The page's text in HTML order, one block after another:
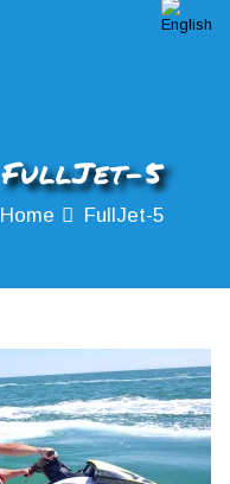
FullJet-5
Home FullJet-5